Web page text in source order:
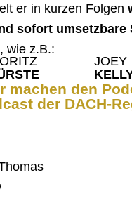
er in kurzen Folgen
sofort umsetzbare
wie z.B.:
JOEY
machen den
der DACH-